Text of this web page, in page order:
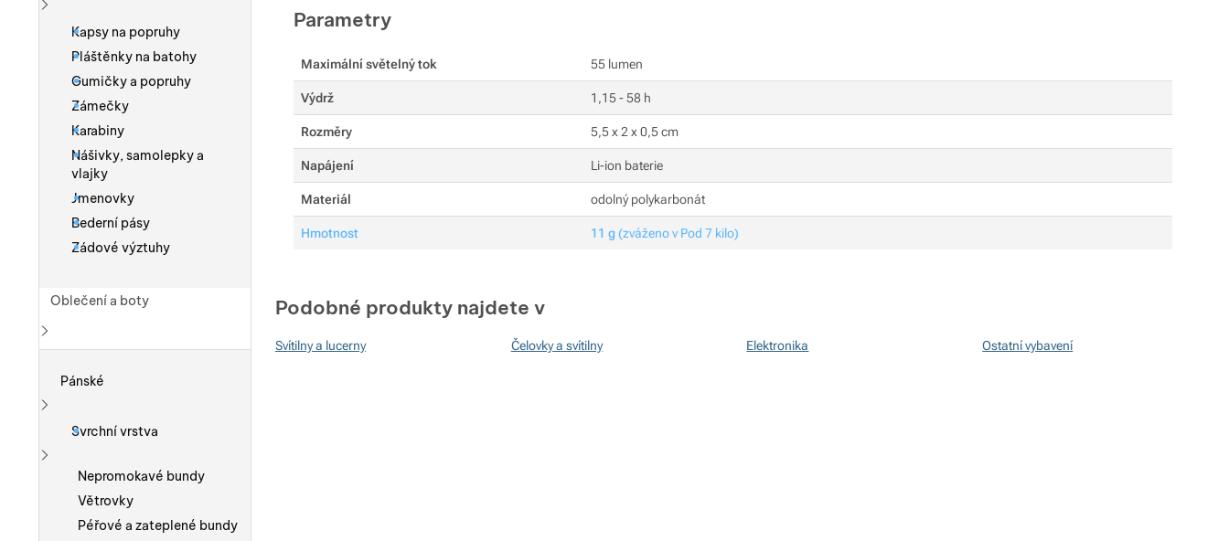
Parametry
Maximální světelný tok 55 lumen
Výdrž 1,15 - 58 h
Rozměry 5,5 x 2 x 0,5 cm
Napájení Li-ion baterie
Materiál odolný polykarbonát
Hmotnost 11 g (zváženo v Pod 7 kilo)
Podobné produkty najdete v
Svítilny a lucerny Čelovky a svítilny Elektronika Ostatní vybavení
Kapsy na popruhy
Pláštěnky na batohy
Gumičky a popruhy
Zámečky
Karabiny
Nášivky, samolepky a
vlajky
Jmenovky
Bederní pásy
Zádové výztuhy
Oblečení a boty
Pánské
Zobrazit více
Svrchní vrstva
Zobrazit více
Nepromokavé bundy
Větrovky
Péřové a zateplené bundy